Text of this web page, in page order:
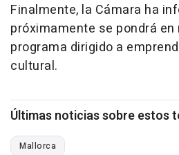
Finalmente, la Cámara ha
próximamente se pondrá en
programa dirigido a
cultural.
Últimas noticias sobre estos
Mallorca